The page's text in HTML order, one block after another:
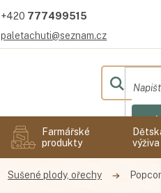
777499515
paletachuti@seznam.cz
Farmářské
produkty
výživa
Sušené plody, ořechy